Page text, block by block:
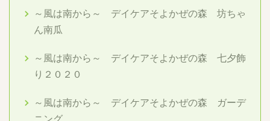
～風は南から～ デイケアそよかぜの森 坊ちゃ
ん南瓜
～風は南から～ デイケアそよかぜの森 七夕飾
り２０２０
～風は南から～ デイケアそよかぜの森 ガーデ
ニング